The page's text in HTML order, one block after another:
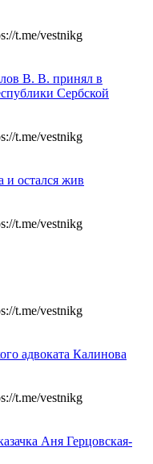
t.me/vestnikg
В. В. принял в
Сербской
t.me/vestnikg
и остался жив
t.me/vestnikg
t.me/vestnikg
адвоката Калинова
t.me/vestnikg
Аня Герцовская-